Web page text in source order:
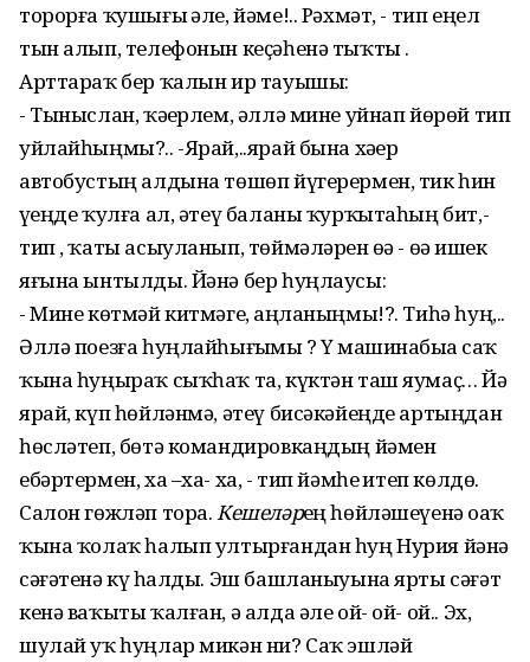
торорға ҡушығыҙ әле, йәме!.. Рәхмәт, - тип еңел
тын алып, телефонын кеҫәһенә тыҡты .
Арттараҡ бер ҡалын ир тауышы:
- Тыныслан, ҡәҙерлем, әллә мине уйнап йөрөй тип
уйлайһыңмы?.. -Ярай,..ярай бына хәҙер
автобустың алдына төшөп йүгерермен, тик һин
үҙеңде ҡулға ал, әтеү баланы ҡурҡытаһың бит,-
тип , ҡаты асыуланып, төймәләрен өҙә - өҙә ишек
яғына ынтылды. Йәнә бер һуңлаусы:
- Мине көтмәй китмәгеҙ, аңланыңмы!?. Тиһә һуң,..
Әллә поезға һуңлайһығыҙмы ? Үҙ машинабыҙҙа саҡ
ҡына һуңыраҡ сыҡһаҡ та, күктән таш яумаҫ… Йә
ярай, күп һөйләнмә, әтеү бисәкәйеңде артыңдан
һөсләтеп, бөтә командировкаңдың йәмен
ебәртермен, ха –ха- ха, - тип йәмһеҙ итеп көлдө.
Салон гөжләп тора.Кешеләрҙең һөйләшеүенә оҙаҡ
ҡына ҡолаҡ һалып ултырғандан һуң Нурия йәнә
сәғәтенә күҙ һалды. Эш башланыуына ярты сәғәт
кенә ваҡыты ҡалған, ә алда әле ой- ой- ой.. Эх,
шулай уҡ һуңлар микән ни? Саҡ эшләй